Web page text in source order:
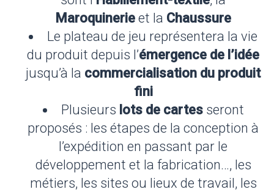
Maroquinerie et la Chaussure
Le plateau de jeu représentera la vie
du produit depuis l’émergence de l’idée
jusqu’à la commercialisation du produit
fini
Plusieurs lots de cartesseront
proposés : les étapes de la conception à
l’expédition en passant par le
développement et la fabrication…, les
métiers, les sites ou lieux de travail, les